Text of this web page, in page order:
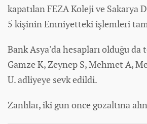
kapatılan FEZA Koleji ve Sakarya
5 kişinin Emniyetteki işlemleri
Bank Asya'da hesapları olduğu da
Gamze K, Zeynep S, Mehmet A,
Ü. adliyeye sevk edildi.
Zanlılar, iki gün önce gözaltına